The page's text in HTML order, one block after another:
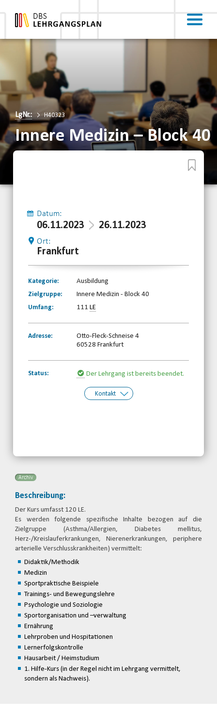
LgNr.: H40323
Innere Medizin – Block 40
Datum:
06.11.2023 26.11.2023
Ort:
Frankfurt
Kategorie:
Ausbildung
Zielgruppe:
Innere Medizin - Block 40
Umfang:
111LE
Adresse:
Otto-Fleck-Schneise 4
60528 Frankfurt
Status: Der Lehrgang ist bereits beendet.
Kontakt
Archiv
Beschreibung:
Der Kurs umfasst 120 LE.
Es werden folgende spezifische Inhalte bezogen auf die
Zielgruppe (Asthma/Allergien, Diabetes mellitus,
Herz-/Kreislauferkrankungen, Nierenerkrankungen, periphere
arterielle Verschlusskrankheiten) vermittelt:
Didaktik/Methodik
Medizin
Sportpraktische Beispiele
Trainings- und Bewegungslehre
Psychologie und Soziologie
Sportorganisation und –verwaltung
Ernährung
Lehrproben und Hospitationen
Lernerfolgskontrolle
Hausarbeit / Heimstudium
1. Hilfe-Kurs (in der Regel nicht im Lehrgang vermittelt,
sondern als Nachweis).